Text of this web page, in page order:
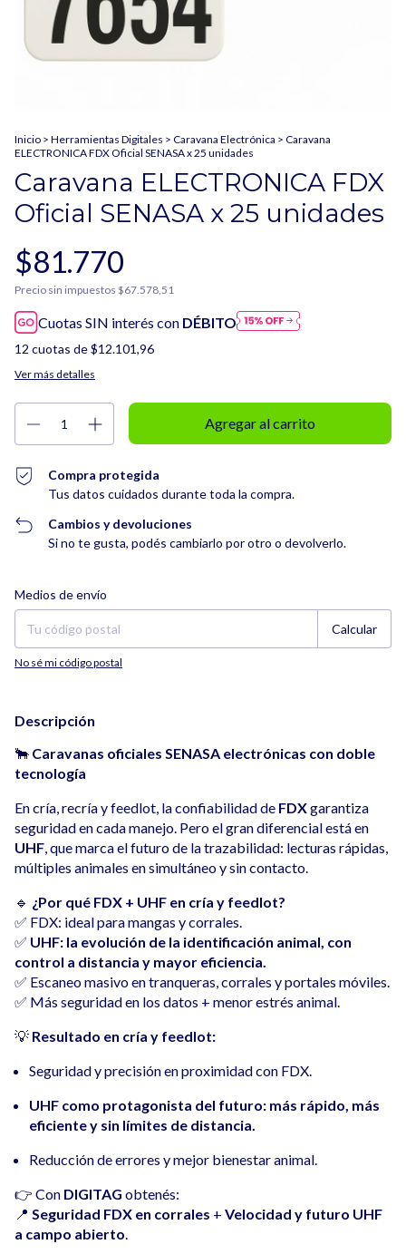
Inicio > Herramientas Digitales > Caravana Electrónica > Caravana
ELECTRONICA FDX Oficial SENASA x 25 unidades
Caravana ELECTRONICA FDX
Oficial SENASA x 25 unidades
$81.770
Precio sin impuestos $67.578,51
Cuotas SIN interés con DÉBITO
12 cuotas de$12.101,96
Ver más detalles
Compra protegida
Tus datos cuidados durante toda la compra.
Cambios y devoluciones
Si no te gusta, podés cambiarlo por otro o devolverlo.
Entregas para el CP:
Medios de envío
Calcular
No sé mi código postal
Descripción
🐂 Caravanas oficiales SENASA electrónicas con doble
tecnología
En cría, recría y feedlot, la confiabilidad de FDXgarantiza
seguridad en cada manejo. Pero el gran diferencial está en
UHF, que marca el futuro de la trazabilidad: lecturas rápidas,
múltiples animales en simultáneo y sin contacto.
🔹 ¿Por qué FDX + UHF en cría y feedlot?
✅ FDX: ideal para mangas y corrales.
✅ UHF: la evolución de la identificación animal, con
control a distancia y mayor eficiencia.
✅ Escaneo masivo en tranqueras, corrales y portales móviles.
✅ Más seguridad en los datos + menor estrés animal.
💡 Resultado en cría y feedlot:
Seguridad y precisión en proximidad con FDX.
UHF como protagonista del futuro: más rápido, más
eficiente y sin límites de distancia.
Reducción de errores y mejor bienestar animal.
👉 Con DIGITAG obtenés:
📍 Seguridad FDX en corrales + Velocidad y futuro UHF
a campo abierto.